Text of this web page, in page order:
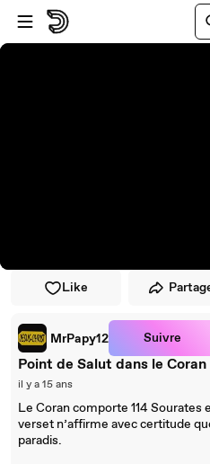
Passer au player
Passer au contenu principal
Like
MrPapy12 Suivre
Point de Salut dans le Coran
il y a 15 ans
Le Coran comporte 114
verset n’affirme avec certitude
paradis.